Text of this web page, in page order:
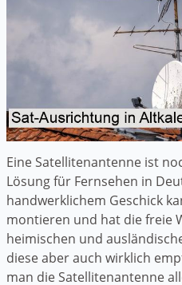
Eine Satellitenantenne ist
Lösung für Fernsehen in
handwerklichem Geschick
montieren und hat die freie
heimischen und
diese aber auch wirklich
man die Satellitenantenne